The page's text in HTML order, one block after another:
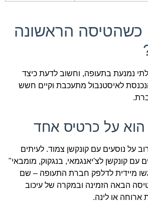
כשהטיסה הראשונה
נמנעת בתעופה, וחשוב לדעת כיצד
לאיסטנבול מתעכבת וקיים חשש
הוא על כרטיס אחד
על נוסעים עם קונקשן צמוד. לעיתים
עם קונקשן לצ'יאנגמאי, בנגקוק, מומבאי"
מיידית לדלפק חברת התעופה – שם
הבאה הזמינה ובמקרה של עיכוב
ארוחה או לינה.